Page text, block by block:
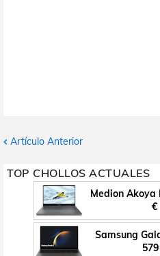
Artículo Anterior
TOP CHOLLOS ACTUALES
Medion Akoya
€
Samsung